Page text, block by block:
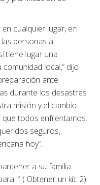
cualquier lugar, en
personas a
tiene lugar una
local,” dijo
ante
durante los desastres
misión y el cambio
que todos enfrentamos.
seguros,
hoy”.
a su familia
1) Obtener un kit. 2)